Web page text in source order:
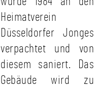
Heimatverein
Düsseldorfer Jonges
verpachtet und von
diesem saniert. Das
Gebäude wird zu